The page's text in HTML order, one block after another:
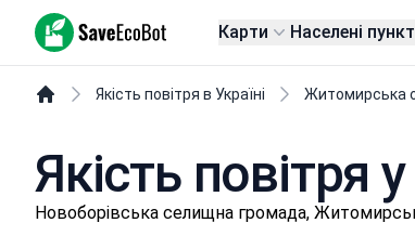
SaveEcoBot Карти Населені
Якість повітря в Україні Житомирська
Якість повітря
Нoвoбopівськa селищнa громада,